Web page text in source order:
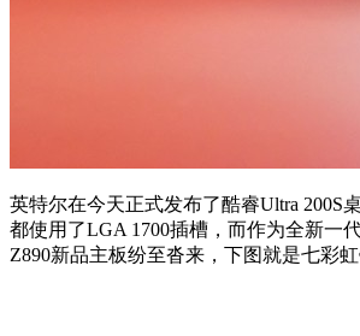
英特尔在今天正式发布了酷睿Ultra 200S
都使用了LGA 1700插槽，而作为全新一
Z890新品主板纷至沓来，下图就是七彩